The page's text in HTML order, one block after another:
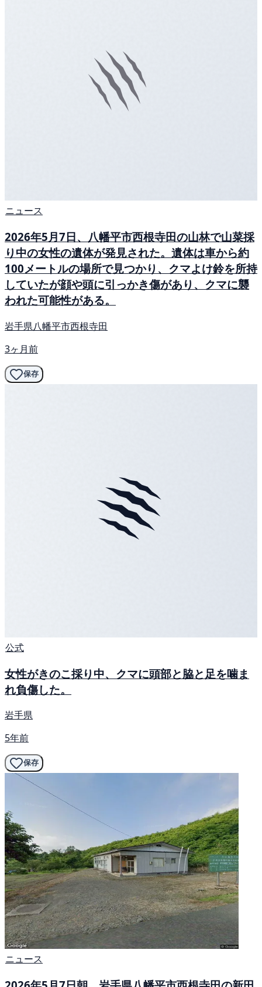
ニュース
2026年5月7日、八幡平市西根寺田の山林で山菜採
り中の女性の遺体が発見された。遺体は車から約
100メートルの場所で見つかり、クマよけ鈴を所持
していたが顔や頭に引っかき傷があり、クマに襲
われた可能性がある。
岩手県八幡平市西根寺田
3ヶ月前
保存
公式
女性がきのこ採り中、クマに頭部と脇と足を噛ま
れ負傷した。
岩手県
5年前
保存
ニュース